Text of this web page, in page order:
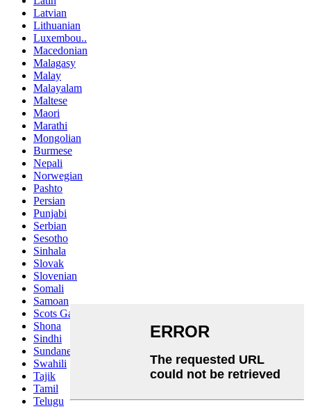
Latvian
Lithuanian
Luxembou..
Macedonian
Malagasy
Malay
Malayalam
Maltese
Maori
Marathi
Mongolian
Burmese
Nepali
Norwegian
Pashto
Persian
Punjabi
Serbian
Sesotho
Sinhala
Slovak
Slovenian
Somali
Samoan
Scots Gaelic
Shona
Sindhi
Sundanese
Swahili
Tajik
Tamil
Telugu